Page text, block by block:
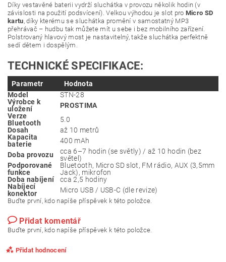
Díky vestavěné baterii vydrží sluchátka v provozu několik hodin (v
závislosti na použití podsvícení). Velkou výhodou je slot pro Micro SD
kartu, díky kterému se sluchátka promění v samostatný MP3
přehrávač – hudbu tak můžete mít u sebe i bez mobilního zařízení.
Polstrovaný hlavový most je nastavitelný, takže sluchátka perfektně
sedí dětem i dospělým.
TECHNICKÉ SPECIFIKACE:
Parametr
Hodnota
Model
STN-28
Výrobce k
uložení
PROSTIMA
Verze
Bluetooth
5.0
Dosah
až 10 metrů
Kapacita
baterie
400 mAh
Doba provozu
cca 6–7 hodin (se světly) / až 10 hodin (bez
světel)
Podporované
funkce
Bluetooth, Micro SD slot, FM rádio, AUX (3,5mm
Jack), mikrofon
Doba nabíjení
cca 2,5 hodiny
Nabíjecí
konektor
Micro USB / USB-C (dle revize)
Buďte první, kdo napíše příspěvek k této položce.
Přidat komentář
Buďte první, kdo napíše příspěvek k této položce.
Přidat hodnocení